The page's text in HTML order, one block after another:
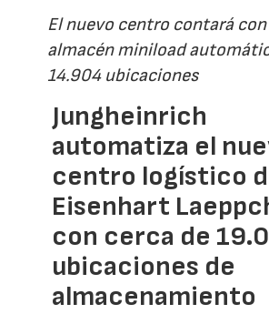
El nuevo centro contará
almacén miniload
14.904 ubicaciones
Jungheinrich
automatiza el
centro logístico
Eisenhart
con cerca de
ubicaciones de
almacenamiento